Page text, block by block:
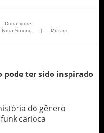
Dona Ivone
Nina Simone |
Miriam
pode ter sido inspirado
do gênero
carioca